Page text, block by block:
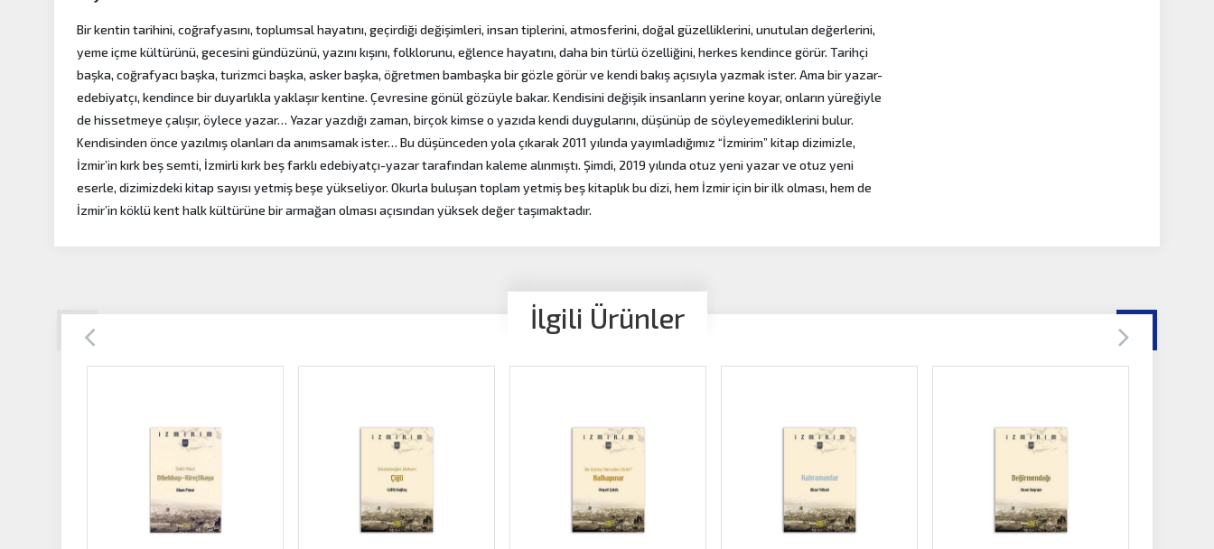
Bir kentin tarihini, coğrafyasını, toplumsal hayatını, geçirdiği değişimleri, insan tiplerini, atmosferini, doğal güzelliklerini, unutulan değerlerini,
yeme içme kültürünü, gecesini gündüzünü, yazını kışını, folklorunu, eğlence hayatını, daha bin türlü özelliğini, herkes kendince görür. Tarihçi
başka, coğrafyacı başka, turizmci başka, asker başka, öğretmen bambaşka bir gözle görür ve kendi bakış açısıyla yazmak ister. Ama bir yazar-
edebiyatçı, kendince bir duyarlıkla yaklaşır kentine. Çevresine gönül gözüyle bakar. Kendisini değişik insanların yerine koyar, onların yüreğiyle
de hissetmeye çalışır, öylece yazar… Yazar yazdığı zaman, birçok kimse o yazıda kendi duygularını, düşünüp de söyleyemediklerini bulur.
Kendisinden önce yazılmış olanları da anımsamak ister… Bu düşünceden yola çıkarak 2011 yılında yayımladığımız “İzmirim” kitap dizimizle,
İzmir’in kırk beş semti, İzmirli kırk beş farklı edebiyatçı-yazar tarafından kaleme alınmıştı. Şimdi, 2019 yılında otuz yeni yazar ve otuz yeni
eserle, dizimizdeki kitap sayısı yetmiş beşe yükseliyor. Okurla buluşan toplam yetmiş beş kitaplık bu dizi, hem İzmir için bir ilk olması, hem de
İzmir’in köklü kent halk kültürüne bir armağan olması açısından yüksek değer taşımaktadır.
İlgili Ürünler